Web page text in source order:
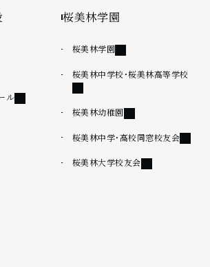
ル外部リンク
桜美林学園
桜美林学園外部リンク
桜美林中学校・桜美林高等学校外部
桜美林幼稚園外部リンク
桜美林中学・高校同窓校友会外部リ
桜美林大学校友会外部リンク